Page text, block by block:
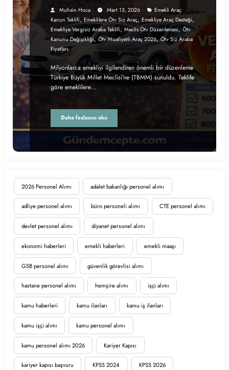
2026 Personel Alımı adalet bakanlığı personel alımı
adliye personel alımı büro personeli alımı CTE personel alımı
devlet personel alımı diyanet personel alımı
ekonomi haberleri emekli haberleri emekli maaşı
GSB personel alımı güvenlik görevlisi alımı
hastane personel alımı hemşire alımı işçi alımı
kamu haberleri kamu ilanları kamu iş ilanları
kamu işçi alımı kamu personel alımı
kamu personel alımı 2026 Kariyer Kapısı
kariyer kapısı başvuru KPSS 2024 KPSS 2026
Muhsin Hoca Mart 13, 2026
Emekli Araç
Kanun Teklifi, Emeklilere Ötv Siz Araç, Emekliye Araç Desteği,
Emekliye Vergisiz Araba Teklifi, Meclis Ötv Düzenlemesi, Ötv
Kanunu Değişikliği, Ötv Muafiyetli Araç 2026,Ötv Siz Araba
Fiyatları
Milyonlarca emekliyi ilgilendiren önemli bir düzenleme
Türkiye Büyük Millet Meclisi’ne (TBMM) sunuldu. Teklife
göre emeklilere…
Daha fazlasını oku